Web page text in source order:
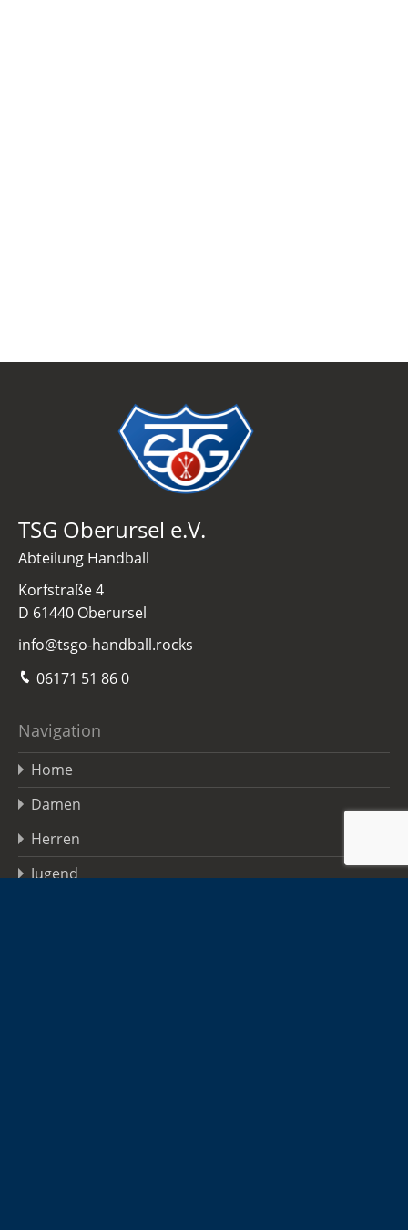
TSG Oberursel e.V.
Abteilung Handball
Korfstraße 4
D 61440 Oberursel
info@tsgo-handball.rocks
06171 51 86 0
Navigation
Home
Damen
Herren
Jugend